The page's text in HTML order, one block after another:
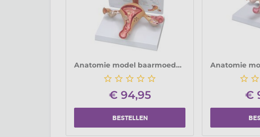
Anatomie model baarmoeder (23x16x6 cm)
€ 94,95
BESTELLEN
€